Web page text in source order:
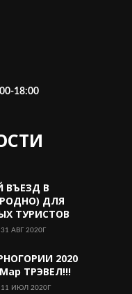
18:00
ВЪЕЗД В
ДЛЯ
ТУРИСТОВ
АВГ 2020Г
2020
ТРЭВЕЛ!!!
ИЮЛ 2020Г